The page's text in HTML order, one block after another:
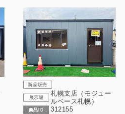
新品販売
展示場
札幌支店（モジュー
ルベース札幌）
商品ID 312155